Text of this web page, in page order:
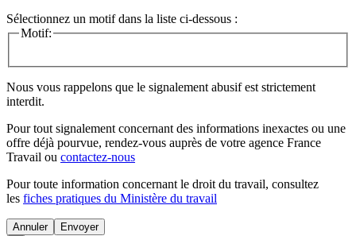
Sélectionnez un motif dans la liste ci-dessous :
Motif:
Nous vous rappelons que le signalement abusif est strictement
interdit.
Pour tout signalement concernant des informations inexactes ou une
offre déjà pourvue, rendez-vous auprès de votre agence France
Travail ou contactez-nous
Pour toute information concernant le droit du travail, consultez
les fiches pratiques du Ministère du travail
Annuler